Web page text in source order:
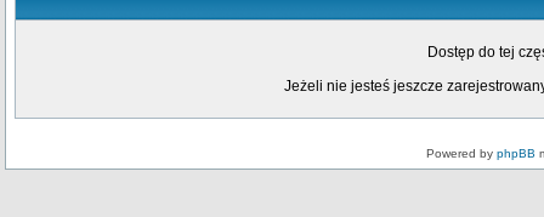
Dostęp do tej
Jeżeli nie jesteś jeszcze
Powered by phpBB